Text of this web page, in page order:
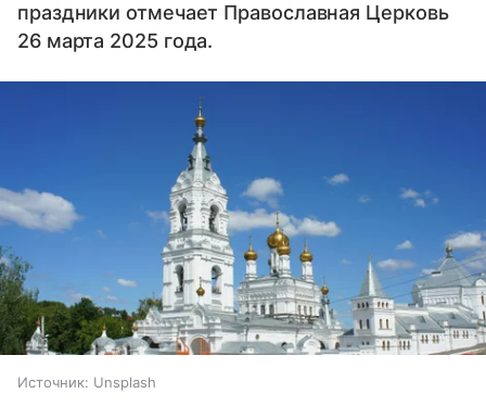
праздники отмечает Православная Церковь
26 марта 2025 года.
Источник: Unsplash